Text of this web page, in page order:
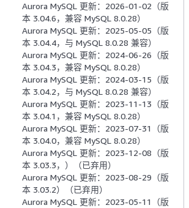
Aurora MySQL 更新：2026-01-02（版
本 3.04.6，兼容 MySQL 8.0.28）
Aurora MySQL 更新：2025-05-05（版
本 3.04.4，与 MySQL 8.0.28 兼容）
Aurora MySQL 更新：2024-06-26（版
本 3.04.3，兼容 MySQL 8.0.28）
Aurora MySQL 更新：2024-03-15（版
本 3.04.2，与 MySQL 8.0.28 兼容）
Aurora MySQL 更新：2023-11-13（版
本 3.04.1，兼容 MySQL 8.0.28）
Aurora MySQL 更新：2023-07-31（版
本 3.04.0，兼容 MySQL 8.0.28）
Aurora MySQL 更新：2023-12-08（版
本 3.03.3，）（已弃用）
Aurora MySQL 更新：2023-08-29（版
本 3.03.2）（已弃用）
Aurora MySQL 更新：2023-05-11（版